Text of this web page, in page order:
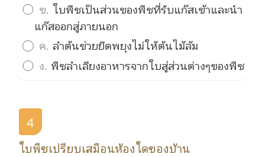
ข. ใบพืชเป็นส่วนของพืชที่รับแก๊สเข้าและนำ
แก๊สออกสู่ภายนอก
ค. ลำต้นช่วยยึดพยุงไม่ให้ต้นไม้ล้ม
ง. พืชลำเลียงอาหารจากใบสู่ส่วนต่างๆของพืช
4
ใบพืชเปรียบเสมือนห้องใดของบ้าน